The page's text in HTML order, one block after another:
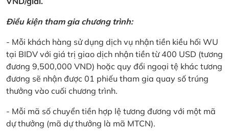
Điều kiện tham gia chương trình:
- Mỗi khách hàng sử dụng dịch vụ nhận tiền kiều hối WU
tại BIDV với giá trị giao dịch nhận tiền từ 400 USD (tương
đương 9,500,000 VND) hoặc quy đổi ngoại tệ khác tương
đương sẽ nhận được 01 phiếu tham gia quay số trúng
thưởng vào cuối chương trình.
- Mỗi mã số chuyển tiền hợp lệ tương đương với một mã
dự thưởng (mã dự thưởng là mã MTCN).